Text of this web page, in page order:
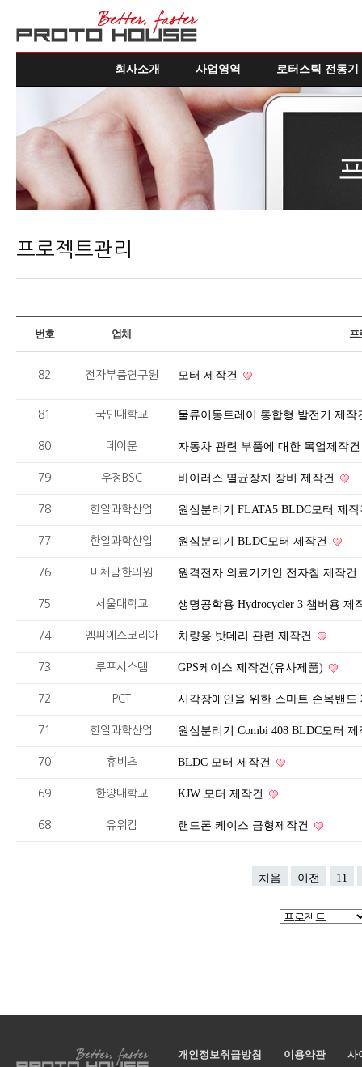
회사소개 사업영역 로터스틱 전동기
프로젝트관리
번호 업체 프
82 전자부품연구원 모터 제작건
81 국민대학교 물류이동트레이 통합형 발전기 제
80 데이문 자동차 관련 부품에 대한 목업제작
79 우정BSC 바이러스 멸균장치 장비 제작건
78 한일과학산업 원심분리기 FLATA5 BLDC모터 제
77 한일과학산업 원심분리기 BLDC모터 제작건
76 미체담한의원 원격전자 의료기기인 전자침 제작건
75 서울대학교 생명공학용 Hydrocycler 3 챔버용 제
74 엠피에스코리아 차량용 밧데리 관련 제작건
73 루프시스템 GPS케이스 제작건(유사제품)
72 PCT 시각장애인을 위한 스마트 손목밴
71 한일과학산업 원심분리기 Combi 408 BLDC모터
70 휴비츠 BLDC 모터 제작건
69 한양대학교 KJW 모터 제작건
68 유위컴 핸드폰 케이스 금형제작건
처음 이전 11
개인정보취급방침 | 이용약관 | 사